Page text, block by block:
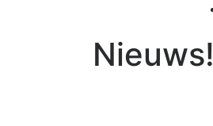
Nieuws!